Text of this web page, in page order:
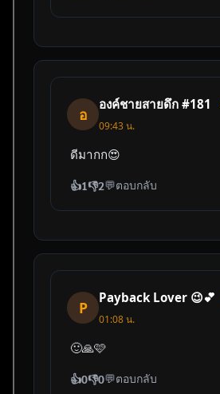
อ
องค์ชายสายดึก #181
09:43 น.
ดีมากก😍
👍1👎2💬ตอบกลับ
P
Payback Lover 😉💕
01:08 น.
🙂🙏🩷
👍0👎0💬ตอบกลับ